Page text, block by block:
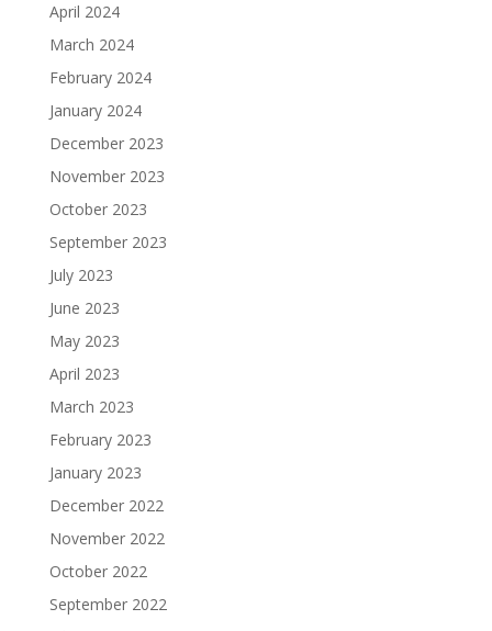
April 2024
March 2024
February 2024
January 2024
December 2023
November 2023
October 2023
September 2023
July 2023
June 2023
May 2023
April 2023
March 2023
February 2023
January 2023
December 2022
November 2022
October 2022
September 2022